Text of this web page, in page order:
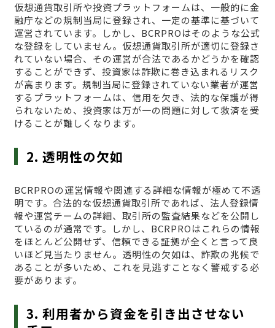
仮想通貨取引所や投資プラットフォームは、一般的に金
融庁などの規制当局に登録され、一定の基準に基づいて
運営されています。しかし、BCRPROはそのような公式
な登録をしていません。仮想通貨取引所が適切に登録さ
れていない場合、その運営が合法であるかどうかを確認
することができず、投資家は詐欺に巻き込まれるリスク
が高まります。規制当局に登録されていない業者が運営
するプラットフォームは、信用を欠き、法的な保護が得
られないため、投資家は万が一の問題に対して救済を受
けることが難しくなります。
2. 透明性の欠如
BCRPROの運営情報や関連する詳細な情報が極めて不透
明です。合法的な仮想通貨取引所であれば、法人登録情
報や運営チームの詳細、取引所の監査結果などを公開し
ているのが通常です。しかし、BCRPROはこれらの情報
をほとんど公開せず、信頼できる証拠が全くと言って良
いほど見当たりません。透明性の欠如は、詐欺の兆候で
あることが多いため、これを見逃すことなく警戒する必
要があります。
3. 利用者から資金を引き出させない